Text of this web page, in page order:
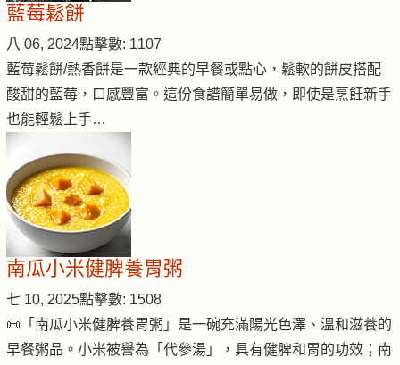
藍莓鬆餅
八 06, 2024點擊數: 1107
藍莓鬆餅/熱香餅是一款經典的早餐或點心，鬆軟的餅皮搭配
酸甜的藍莓，口感豐富。這份食譜簡單易做，即使是烹飪新手
也能輕鬆上手…
南瓜小米健脾養胃粥
七 10, 2025點擊數: 1508
📜「南瓜小米健脾養胃粥」是一碗充滿陽光色澤、溫和滋養的
早餐粥品。小米被譽為「代參湯」，具有健脾和胃的功效；南